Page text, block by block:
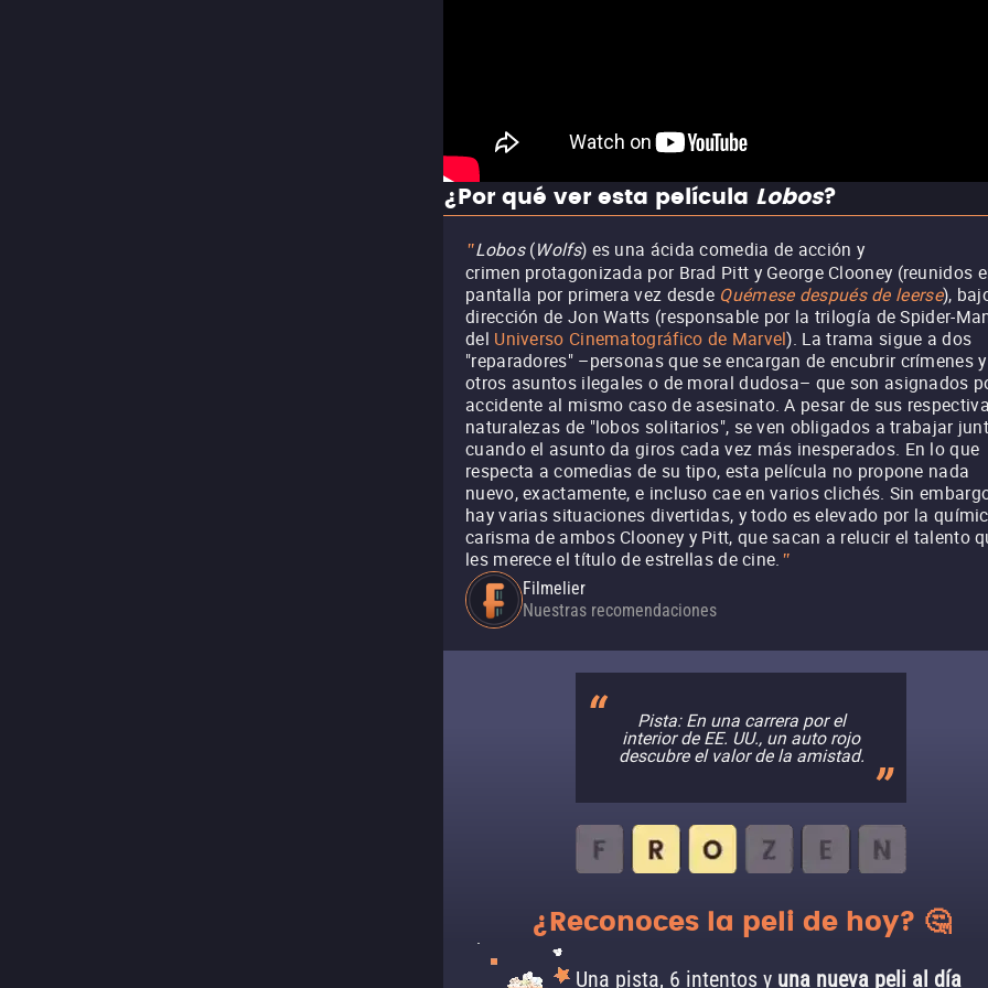
¿Por qué ver esta película Lobos?
"Lobos(Wolfs) es una ácida comedia de acción y
crimen protagonizada por Brad Pitt y George Clooney (reunidos
pantalla por primera vez desde Quémese después de leerse),
dirección de Jon Watts (responsable por la trilogía de Spider-
del Universo Cinematográfico de Marvel). La trama sigue a dos
"reparadores" –personas que se encargan de encubrir crímenes y
otros asuntos ilegales o de moral dudosa– que son asignados
accidente al mismo caso de asesinato. A pesar de sus
naturalezas de "lobos solitarios", se ven obligados a trabajar
cuando el asunto da giros cada vez más inesperados. En lo que
respecta a comedias de su tipo, esta película no propone nada
nuevo, exactamente, e incluso cae en varios clichés. Sin
hay varias situaciones divertidas, y todo es elevado por la
carisma de ambos Clooney y Pitt, que sacan a relucir el talento
les merece el título de estrellas de cine. "
Filmelier
Nuestras recomendaciones
Pista: En una carrera por el
interior de EE. UU., un auto rojo
descubre el valor de la amistad.
¿Reconoces la peli de hoy? 🤔
Una pista, 6 intentos y una nueva peli al día